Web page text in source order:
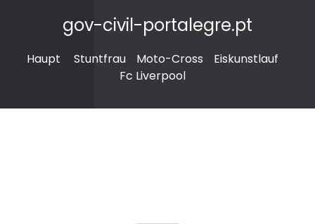
gov-civil-portalegre.pt
Haupt Stuntfrau Moto-Cross
Eiskunstlauf
Fc Liverpool